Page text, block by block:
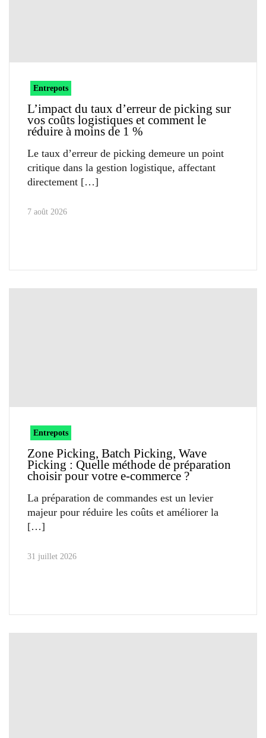
Entrepots
L’impact du taux d’erreur de picking sur
vos coûts logistiques et comment le
réduire à moins de 1 %
Le taux d’erreur de picking demeure un point
critique dans la gestion logistique, affectant
directement
7 août 2026
Entrepots
Zone Picking, Batch Picking, Wave
Picking : Quelle méthode de préparation
choisir pour votre e-commerce ?
La préparation de commandes est un levier
majeur pour réduire les coûts et améliorer la
31 juillet 2026